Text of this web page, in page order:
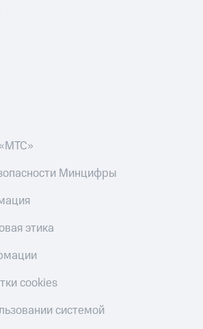
Минцифры
этика
cookies
системой